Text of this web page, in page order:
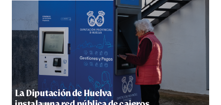
5º DÍA DE LAS FIESTAS COLOMBINAS 2026
hace 1 semana·Huelvatv